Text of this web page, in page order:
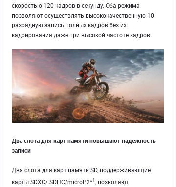
скоростью 120 кадров в секунду. Оба режима
позволяют осуществлять высококачественную 10-
разрядную запись полных кадров без их
кадрирования даже при высокой частоте кадров.
Два слота для карт памяти повышают надежность
записи
Два слота для карт памяти SD, поддерживающие
карты SDXC/ SDHC/microP2*1 , позволяют